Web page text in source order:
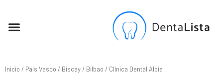
Inicio / País Vasco / Biscay/ Bilbao / Clínica Dental Albia